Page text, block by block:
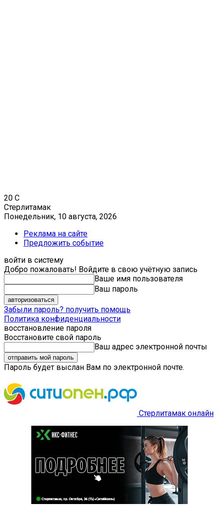
20 C
Стерлитамак
Понедельник, 10 августа, 2026
Реклама на сайте
Предложить событие
войти в систему
Добро пожаловать! Войдите в свою учётную запись
Ваше имя пользователя
Ваш пароль
Забыли пароль? получить помощь
Политика конфиденциальности
восстановление пароля
Восстановите свой пароль
Ваш адрес электронной почты
Пароль будет выслан Вам по электронной почте.
Стерлитамак онлайн